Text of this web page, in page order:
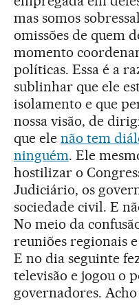
mas somos
omissões de quem
momento
políticas. Essa é a
sublinhar que ele
isolamento e que
nossa visão, de
que ele não tem
ninguém. Ele
hostilizar o
Judiciário, os
sociedade civil. E
No meio da
reuniões regionais
E no dia seguinte
televisão e jogou o
governadores.